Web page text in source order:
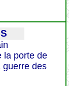
la porte de
guerre des